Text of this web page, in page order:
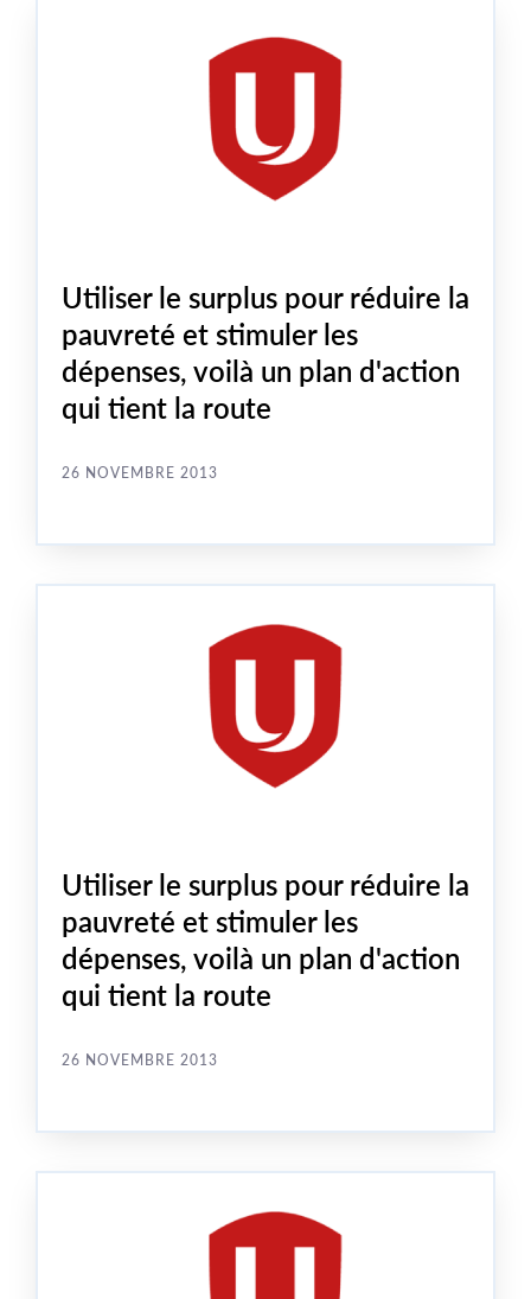
Utiliser le surplus pour réduire la
pauvreté et stimuler les
dépenses, voilà un plan d'action
qui tient la route
26 NOVEMBRE 2013
Utiliser le surplus pour réduire la
pauvreté et stimuler les
dépenses, voilà un plan d'action
qui tient la route
26 NOVEMBRE 2013